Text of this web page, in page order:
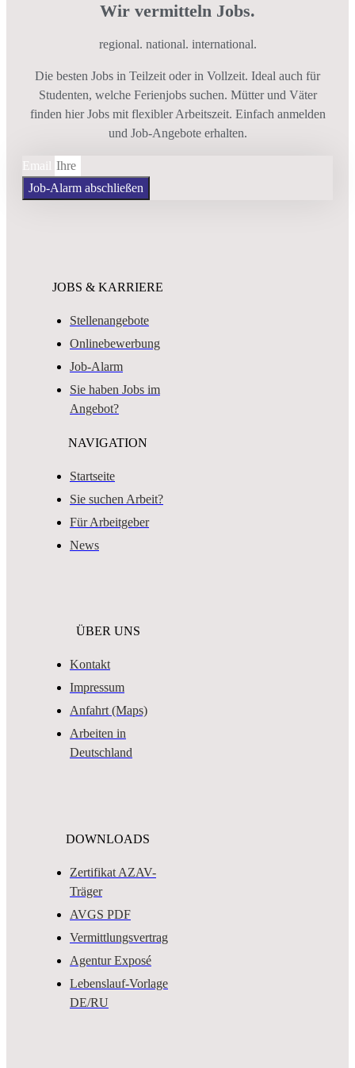
Wir vermitteln Jobs.
regional. national. international.
Die besten Jobs in Teilzeit oder in Vollzeit. Ideal auch für
Studenten, welche Ferienjobs suchen. Mütter und Väter
finden hier Jobs mit flexibler Arbeitszeit. Einfach anmelden
und Job-Angebote erhalten.
Email
Job-Alarm abschließen
JOBS & KARRIERE
Stellenangebote
Onlinebewerbung
Job-Alarm
Sie haben Jobs im
Angebot?
NAVIGATION
Startseite
Sie suchen Arbeit?
Für Arbeitgeber
News
ÜBER UNS
Kontakt
Impressum
Anfahrt (Maps)
Arbeiten in
Deutschland
DOWNLOADS
Zertifikat AZAV-
Träger
AVGS PDF
Vermittlungsvertrag
Agentur Exposé
Lebenslauf-Vorlage
DE/RU